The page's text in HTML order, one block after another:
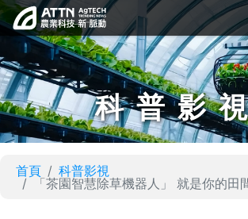
科普影
首頁
科普影視
「茶園智慧除草機器人」 就是你的田